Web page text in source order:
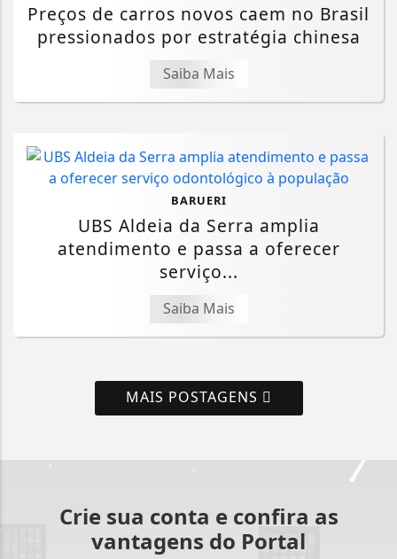
Preços de carros novos caem no Brasil
pressionados por estratégia chinesa
Saiba Mais
BARUERI
UBS Aldeia da Serra amplia
atendimento e passa a oferecer
serviço...
Saiba Mais
MAIS POSTAGENS
Crie sua conta e confira as
vantagens do Portal